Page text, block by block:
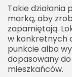
Takie
marką, aby
zapamiętają.
w konkretnych
punkcie albo
dopasowany
mieszkańców.